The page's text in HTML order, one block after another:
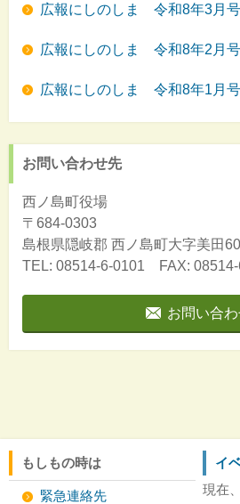
広報にしのしま 令和8年3月号
広報にしのしま 令和8年2月号
広報にしのしま 令和8年1月号
お問い合わせ先
西ノ島町役場
〒684-0303
島根県隠岐郡 西ノ島町大字美田
TEL: 08514-6-0101 FAX: 08514-
お問い合
もしもの時は
緊急連絡先
イ
現在